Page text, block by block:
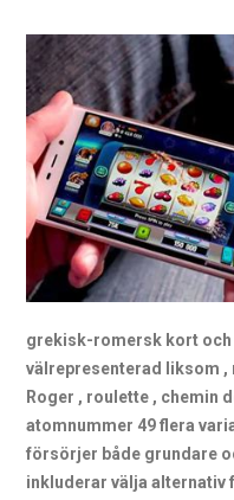
grekisk-romersk kort och
välrepresenterad liksom
Roger , roulette , chemin
atomnummer 49 flera
försörjer både grundare
inkluderar välja alternativ